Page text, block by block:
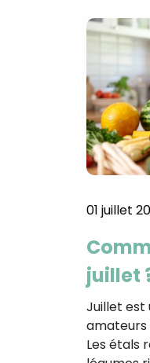
01 juillet
juillet
Juillet est
amateurs
Les étals